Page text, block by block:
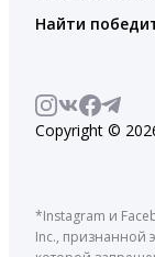
Найти
Copyright ©
*Instagram и
Inc., признанной